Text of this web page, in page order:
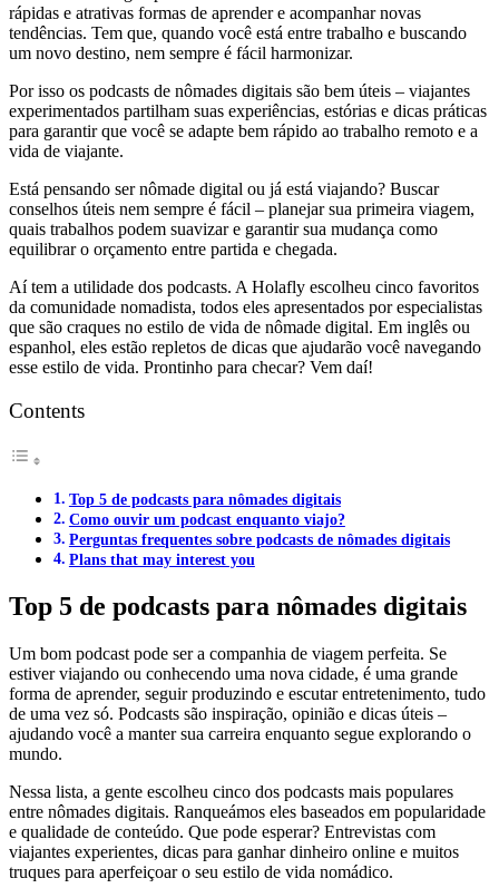
rápidas e atrativas formas de aprender e acompanhar novas
tendências. Tem que, quando você está entre trabalho e buscando
um novo destino, nem sempre é fácil harmonizar.
Por isso os podcasts de nômades digitais são bem úteis – viajantes
experimentados partilham suas experiências, estórias e dicas práticas
para garantir que você se adapte bem rápido ao trabalho remoto e a
vida de viajante.
Está pensando ser nômade digital ou já está viajando? Buscar
conselhos úteis nem sempre é fácil – planejar sua primeira viagem,
quais trabalhos podem suavizar e garantir sua mudança como
equilibrar o orçamento entre partida e chegada.
Aí tem a utilidade dos podcasts. A Holafly escolheu cinco favoritos
da comunidade nomadista, todos eles apresentados por especialistas
que são craques no estilo de vida de nômade digital. Em inglês ou
espanhol, eles estão repletos de dicas que ajudarão você navegando
esse estilo de vida. Prontinho para checar? Vem daí!
Contents
Top 5 de podcasts para nômades digitais
Como ouvir um podcast enquanto viajo?
Perguntas frequentes sobre podcasts de nômades digitais
Plans that may interest you
Top 5 de podcasts para nômades digitais
Um bom podcast pode ser a companhia de viagem perfeita. Se
estiver viajando ou conhecendo uma nova cidade, é uma grande
forma de aprender, seguir produzindo e escutar entretenimento, tudo
de uma vez só. Podcasts são inspiração, opinião e dicas úteis –
ajudando você a manter sua carreira enquanto segue explorando o
mundo.
Nessa lista, a gente escolheu cinco dos podcasts mais populares
entre nômades digitais. Ranqueámos eles baseados em popularidade
e qualidade de conteúdo. Que pode esperar? Entrevistas com
viajantes experientes, dicas para ganhar dinheiro online e muitos
truques para aperfeiçoar o seu estilo de vida nomádico.